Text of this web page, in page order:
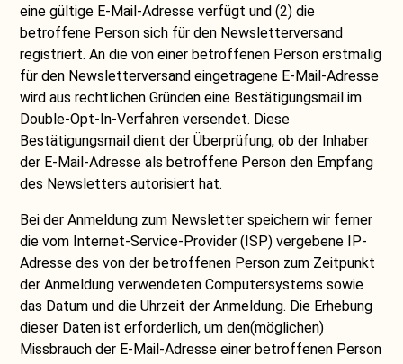
eine gültige E-Mail-Adresse verfügt und (2) die
betroffene Person sich für den Newsletterversand
registriert. An die von einer betroffenen Person erstmalig
für den Newsletterversand eingetragene E-Mail-Adresse
wird aus rechtlichen Gründen eine Bestätigungsmail im
Double-Opt-In-Verfahren versendet. Diese
Bestätigungsmail dient der Überprüfung, ob der Inhaber
der E-Mail-Adresse als betroffene Person den Empfang
des Newsletters autorisiert hat.
Bei der Anmeldung zum Newsletter speichern wir ferner
die vom Internet-Service-Provider (ISP) vergebene IP-
Adresse des von der betroffenen Person zum Zeitpunkt
der Anmeldung verwendeten Computersystems sowie
das Datum und die Uhrzeit der Anmeldung. Die Erhebung
dieser Daten ist erforderlich, um den(möglichen)
Missbrauch der E-Mail-Adresse einer betroffenen Person